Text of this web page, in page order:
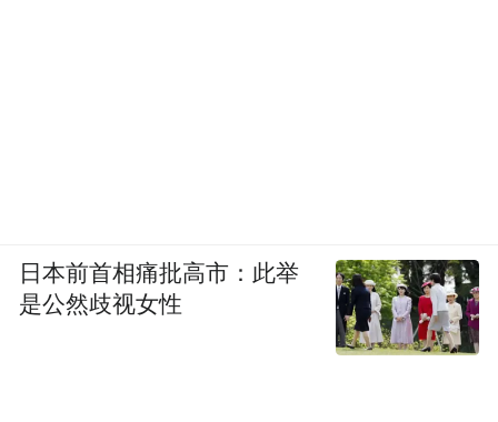
日本前首相痛批高市：此举
是公然歧视女性